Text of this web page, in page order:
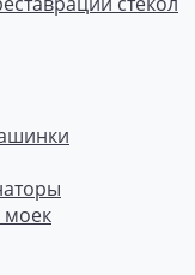
моек